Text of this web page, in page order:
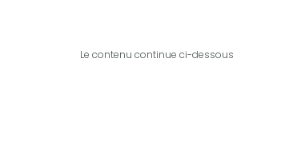
Le contenu continue ci-dessous